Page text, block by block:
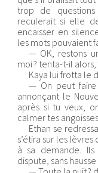
trop de
reculerait si elle
encaisser en
les mots pouvaient
— OK, restons
moi ? tenta-t-il
Kaya lui frotta le
— On peut faire
annonçant le
après si tu veux,
calmer tes angoisses.
Ethan se
s’étira sur les
à sa demande.
dispute, sans